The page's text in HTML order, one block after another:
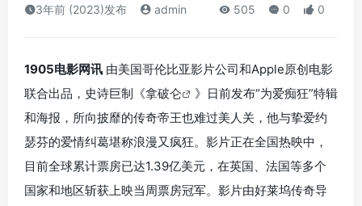
3年前 (2023)发布 admin 505 0 0
1905电影网讯 由美国哥伦比亚影片公司和Apple原创电影
联合出品，史诗巨制《拿破仑
》日前发布“为爱痴狂”特辑
和海报，所向披靡的传奇帝王也难过美人关，他与挚爱约
瑟芬的爱情纠葛堪称浪漫又疯狂。影片正在全国热映中，
目前全球累计票房已达1.39亿美元，在英国、法国等多个
国家和地区斩获上映当周票房冠军。影片由好莱坞传奇导